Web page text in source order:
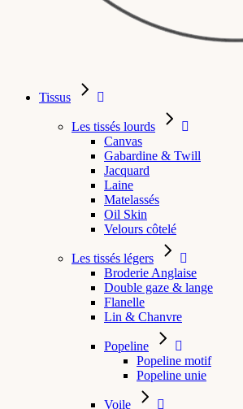
Tissus
Les tissés lourds
Canvas
Gabardine & Twill
Jacquard
Laine
Matelassés
Oil Skin
Velours côtelé
Les tissés légers
Broderie Anglaise
Double gaze & lange
Flanelle
Lin & Chanvre
Popeline
Popeline motif
Popeline unie
Voile